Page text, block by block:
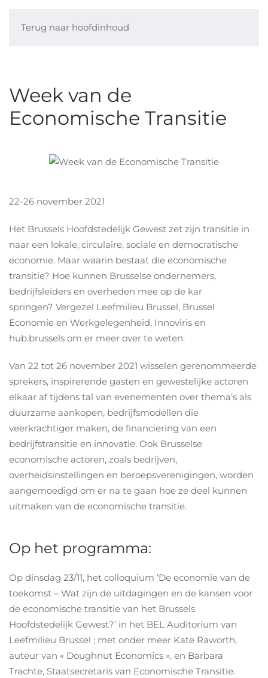
Terug naar hoofdinhoud
Week van de
Economische Transitie
22-26 november 2021
Het Brussels Hoofdstedelijk Gewest zet zijn transitie in
naar een lokale, circulaire, sociale en democratische
economie. Maar waarin bestaat die economische
transitie? Hoe kunnen Brusselse ondernemers,
bedrijfsleiders en overheden mee op de kar
springen? Vergezel Leefmilieu Brussel, Brussel
Economie en Werkgelegenheid, Innoviris en
hub.brussels om er meer over te weten.
Van 22 tot 26 november 2021 wisselen gerenommeerde
sprekers, inspirerende gasten en gewestelijke actoren
elkaar af tijdens tal van evenementen over thema’s als
duurzame aankopen, bedrijfsmodellen die
veerkrachtiger maken, de financiering van een
bedrijfstransitie en innovatie. Ook Brusselse
economische actoren, zoals bedrijven,
overheidsinstellingen en beroepsverenigingen, worden
aangemoedigd om er na te gaan hoe ze deel kunnen
uitmaken van de economische transitie.
Op het programma:
Op dinsdag 23/11, het colloquium ‘De economie van de
toekomst – Wat zijn de uitdagingen en de kansen voor
de economische transitie van het Brussels
Hoofdstedelijk Gewest?’ in het BEL Auditorium van
Leefmilieu Brussel ; met onder meer Kate Raworth,
auteur van « Doughnut Economics », en Barbara
Trachte, Staatsecretaris van Economische Transitie.